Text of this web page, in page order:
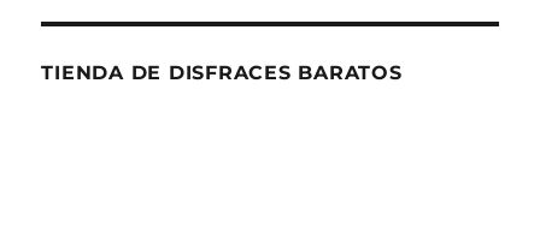
TIENDA DE DISFRACES BARATOS